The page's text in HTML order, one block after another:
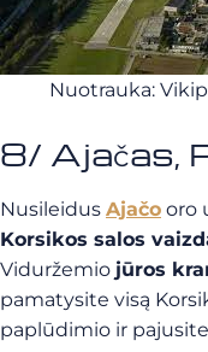
Nuotrauka:
8/ Ajačas,
Nusileidus Ajačo oro
Korsikos salos
Viduržemio jūros
pamatysite visą
paplūdimio ir